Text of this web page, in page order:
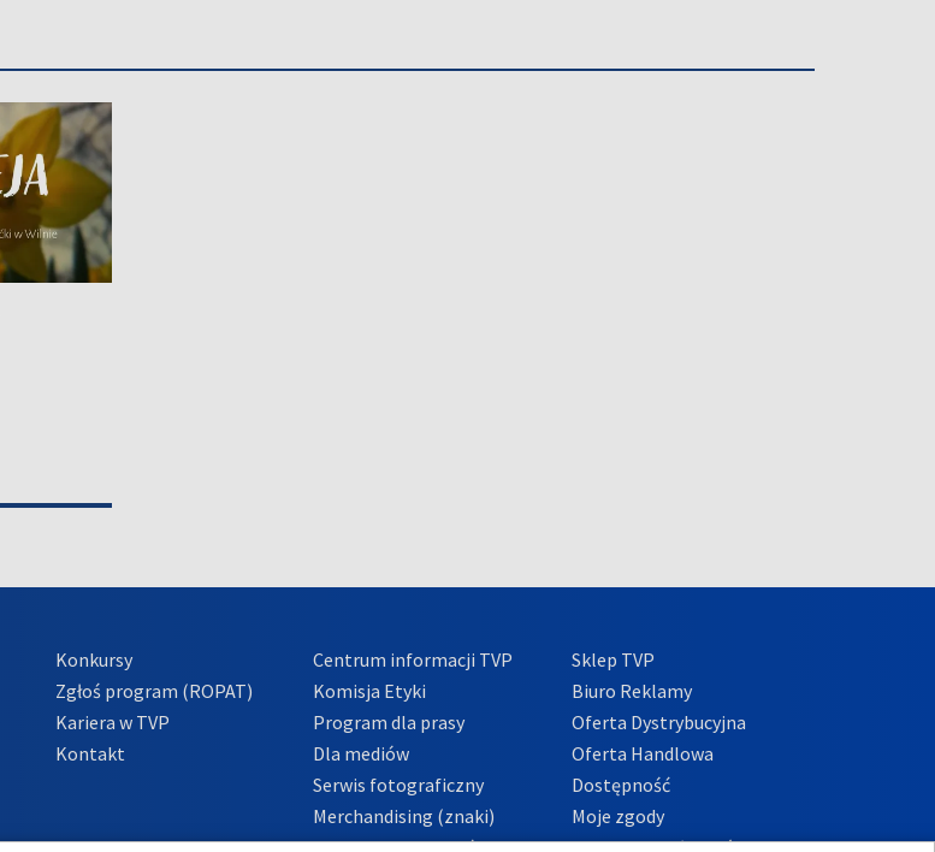
Konkursy
Zgłoś program (ROPAT)
Kariera w TVP
Kontakt
Centrum informacji TVP
Komisja Etyki
Program dla prasy
Dla mediów
Serwis fotograficzny
Merchandising (znaki)
Sklep TVP
Biuro Reklamy
Oferta Dystrybucyjna
Oferta Handlowa
Dostępność
Moje zgody